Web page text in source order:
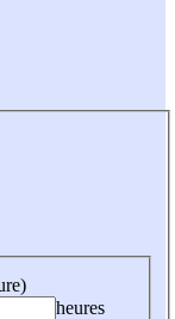
heures